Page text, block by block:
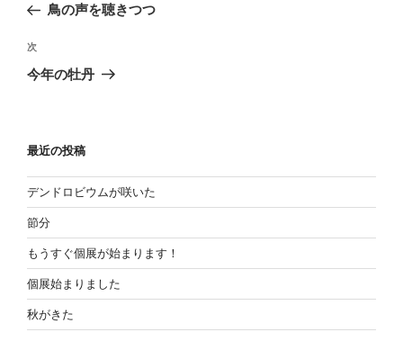
ビ
ゲ
ョ
ン
の
稿
鳥の声を聴きつつ
次
投
次
今年の牡丹
最近の投稿
デンドロビウムが咲いた
節分
もうすぐ個展が始まります！
個展始まりました
秋がきた